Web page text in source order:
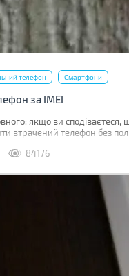
телефон Смартфони
за IMEI
якщо ви сподіваєтеся,
втрачений телефон без
Якщо його вкрали, IMEI
84176